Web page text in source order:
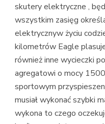
skutery elektryczne ,
wszystkim zasięg
elektrycznyw życiu
kilometrów Eagle
również inne wycieczki
agregatowi o mocy
sportowym
musiał wykonać szybki
wykona to czego